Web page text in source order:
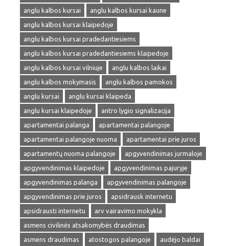
anglu kalbos kursai
anglu kalbos kursai kaune
anglu kalbos kursai klaipedoje
anglu kalbos kursai pradedantiesiems
anglu kalbos kursai pradedantiesiems klaipedoje
anglu kalbos kursai vilniuje
anglu kalbos laikai
anglu kalbos mokymasis
anglu kalbos pamokos
anglu kursai
anglu kursai klaipeda
anglu kursai klaipedoje
antro lygio signalizacija
apartamentai palanga
apartamentai palangoje
apartamentai palangoje nuoma
apartamentai prie juros
apartamentų nuoma palangoje
apgyvendinimas jurmaloje
apgyvendinimas klaipedoje
apgyvendinimas pajuryje
apgyvendinimas palanga
apgyvendinimas palangoje
apgyvendinimas prie juros
apsidrausk internetu
apsidrausti internetu
arv vairavimo mokykla
asmens civilinės atsakomybės draudimas
asmens draudimas
atostogos palangoje
audėjo baldai